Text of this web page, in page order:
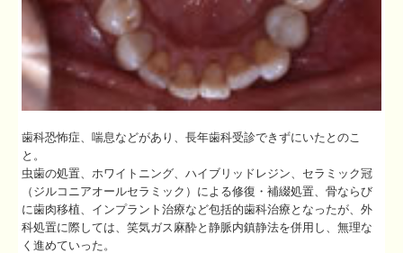
歯科恐怖症、喘息などがあり、長年歯科受診できずにいたとのこ
と。
虫歯の処置、ホワイトニング、ハイブリッドレジン、セラミック冠
（ジルコニアオールセラミック）による修復・補綴処置、骨ならび
に歯肉移植、インプラント治療など包括的歯科治療となったが、外
科処置に際しては、笑気ガス麻酔と静脈内鎮静法を併用し、無理な
く進めていった。